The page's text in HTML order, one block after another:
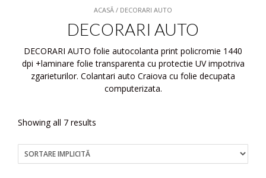
ACASĂ / DECORARI AUTO
DECORARI AUTO
DECORARI AUTO folie autocolanta print policromie 1440
dpi +laminare folie transparenta cu protectie UV impotriva
zgarieturilor. Colantari auto Craiova cu folie decupata
computerizata.
Showing all 7 results